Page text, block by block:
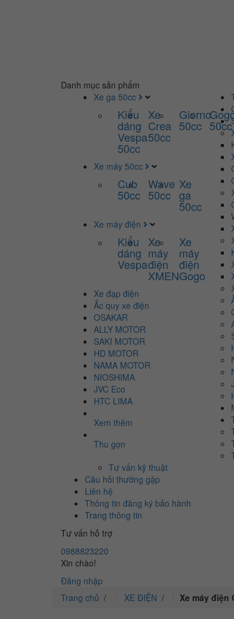
Danh mục sản phẩm
Xe ga 50cc
Kiểu
dáng
Vespa
50cc
Xe
Crea
50cc
Giorno
50cc 50cc
Xe máy 50cc
Cub
50cc
Wave
50cc
Xe
ga
50cc
Xe máy điện
Kiểu
dáng
Vespa
Xe
máy
điện
XMEN
Xe
máy
điện
Gogo
Xe đạp điện
Ắc quy xe điện
OSAKAR
ALLY MOTOR
SAKI MOTOR
HD MOTOR
NAMA MOTOR
NIOSHIMA
JVC Eco
HTC LIMA
Xem thêm
Thu gọn
Tư vấn kỹ thuật
Câu hỏi thường gặp
Liên hệ
Thông tin đăng ký bảo hành
Trang thông tin
Tư vấn hỗ trợ
0988823220
Xin chào!
Đăng nhập
Trang chủ / XE ĐIỆN / Xe máy điện